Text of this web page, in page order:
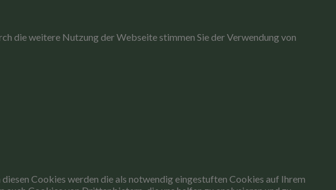
die weitere Nutzung der Webseite stimmen Sie der Verwendung von
Cookies werden die als notwendig eingestuften Cookies auf Ihrem